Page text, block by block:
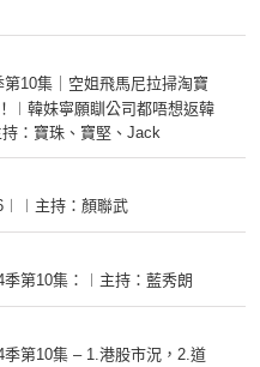
第10集｜空姐飛馬尼拉掃淘寶
︱韓妹寧願瞓公司都唔想返韓
：寶珠、寶堅、Jack
主持：顏聯武
季第10集：︱主持：藍秀朗
季第10集 – 1.港股市況，2.道